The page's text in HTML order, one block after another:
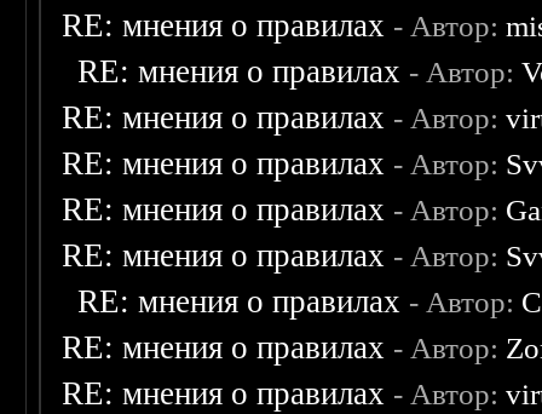
RE: мнения о правилах - Автор:
RE: мнения о правилах - Автор:
RE: мнения о правилах - Автор:
RE: мнения о правилах - Автор:
RE: мнения о правилах - Автор:
RE: мнения о правилах - Автор:
RE: мнения о правилах - Автор:
RE: мнения о правилах - Автор:
RE: мнения о правилах - Автор: